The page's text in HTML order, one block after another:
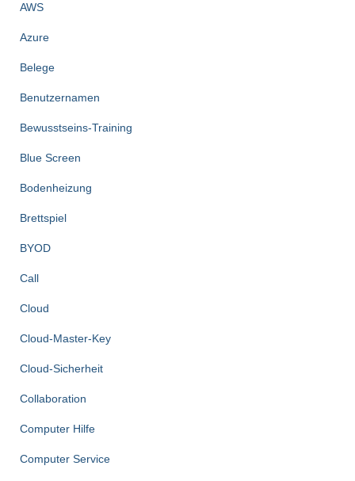
AWS
Azure
Belege
Benutzernamen
Bewusstseins-Training
Blue Screen
Bodenheizung
Brettspiel
BYOD
Call
Cloud
Cloud-Master-Key
Cloud-Sicherheit
Collaboration
Computer Hilfe
Computer Service